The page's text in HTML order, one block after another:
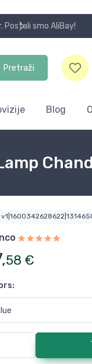
Pretraži
Blog
,58 €
: